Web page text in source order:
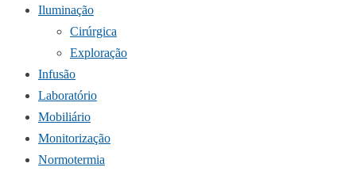
Iluminação
Cirúrgica
Exploração
Infusão
Laboratório
Mobiliário
Monitorização
Normotermia